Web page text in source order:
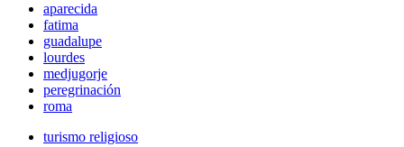
aparecida
fatima
guadalupe
lourdes
medjugorje
peregrinación
roma
turismo religioso